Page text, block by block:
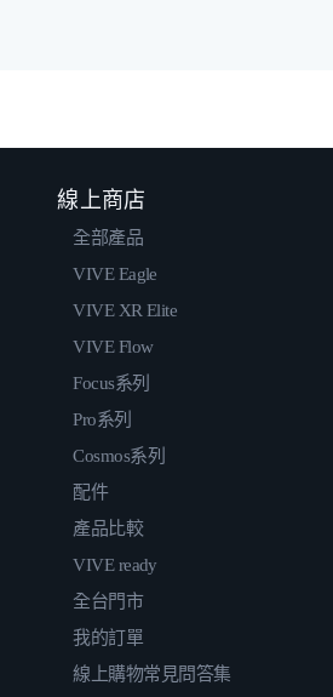
線上商店
全部產品
VIVE Eagle
VIVE XR Elite
VIVE Flow
Focus系列
Pro系列
Cosmos系列
配件
產品比較
VIVE ready
全台門市
我的訂單
線上購物常見問答集